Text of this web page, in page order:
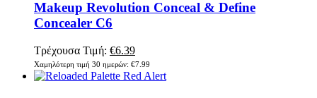
Makeup Revolution Conceal & Define
Concealer C6
Τρέχουσα Τιμή: Original
price
was:
€6.39Η
τρέχουσα
τιμή
Χαμηλότερη τιμή 30 ημερών: €7.99